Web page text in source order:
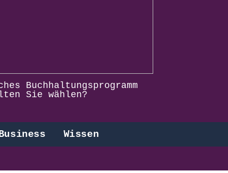
Buchhaltungsprogramm
Sie wählen?
Wissen